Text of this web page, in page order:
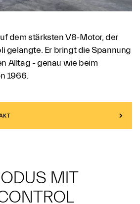
dem stärksten V8-Motor, der
gelangte. Er bringt die Spannung
Alltag - genau wie beim
1966.
MIT